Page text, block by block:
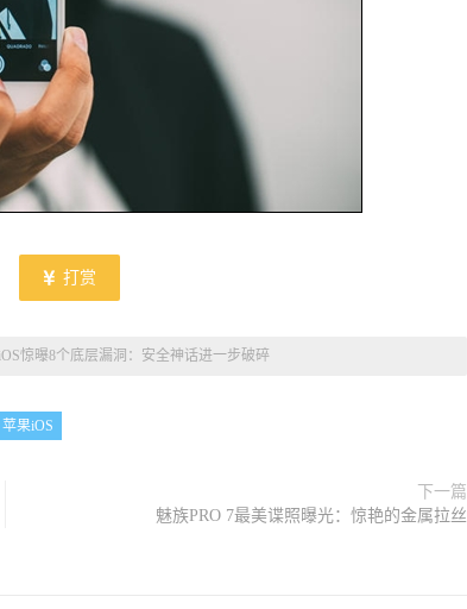
打赏
惊曝8个底层漏洞：安全神话进一步破碎
苹果iOS
下一篇
魅族PRO 7最美谍照曝光：惊艳的金属拉丝